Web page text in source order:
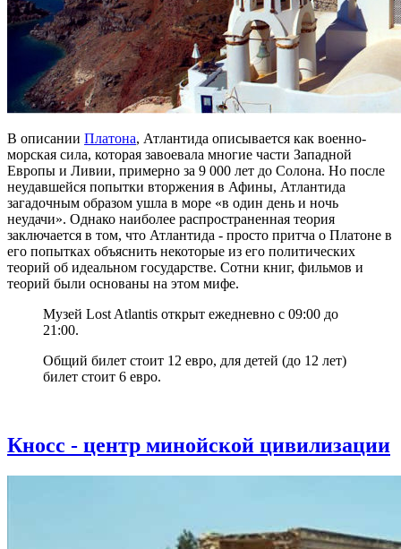
В описании Платона, Атлантида описывается как военно-
морская сила, которая завоевала многие части Западной
Европы и Ливии, примерно за 9 000 лет до Солона. Но после
неудавшейся попытки вторжения в Афины, Атлантида
загадочным образом ушла в море «в один день и ночь
неудачи». Однако наиболее распространенная теория
заключается в том, что Атлантида - просто притча о Платоне в
его попытках объяснить некоторые из его политических
теорий об идеальном государстве. Сотни книг, фильмов и
теорий были основаны на этом мифе.
Музей Lost Atlantis открыт ежедневно с 09:00 до
21:00.
Общий билет стоит 12 евро, для детей (до 12 лет)
билет стоит 6 евро.
Кносс - центр минойской цивилизации